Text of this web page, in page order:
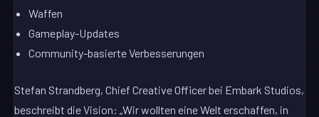
Waffen
Gameplay-Updates
Community-basierte Verbesserungen
Stefan Strandberg, Chief Creative Officer bei Embark Studios,
beschreibt die Vision: „Wir wollten eine Welt erschaffen, in